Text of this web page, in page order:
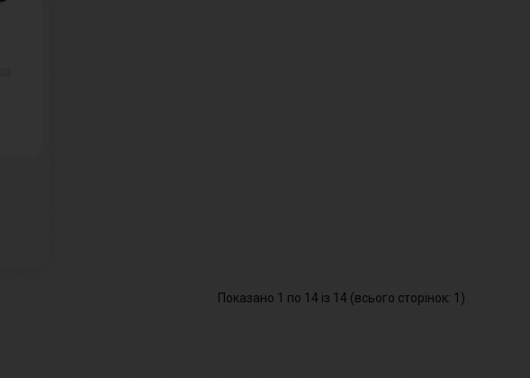
Показано 1 по 14 із 14 (всього сторінок: 1)